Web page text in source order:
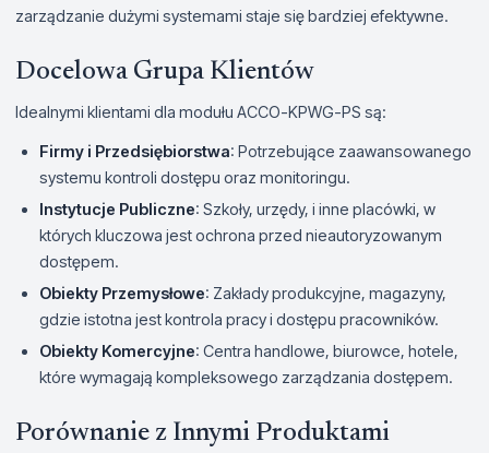
zarządzanie dużymi systemami staje się bardziej efektywne.
Docelowa Grupa Klientów
Idealnymi klientami dla modułu ACCO-KPWG-PS są:
Firmy i Przedsiębiorstwa: Potrzebujące zaawansowanego
systemu kontroli dostępu oraz monitoringu.
Instytucje Publiczne: Szkoły, urzędy, i inne placówki, w
których kluczowa jest ochrona przed nieautoryzowanym
dostępem.
Obiekty Przemysłowe: Zakłady produkcyjne, magazyny,
gdzie istotna jest kontrola pracy i dostępu pracowników.
Obiekty Komercyjne: Centra handlowe, biurowce, hotele,
które wymagają kompleksowego zarządzania dostępem.
Porównanie z Innymi Produktami